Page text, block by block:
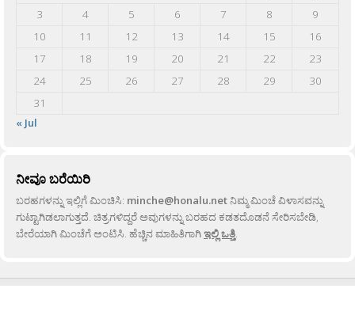
3
4 5 6 7 8
9
10
11 12 13 14 15
16
17
18 19 20 21 22
23
24
25 26 27 28 29
30
31
« Jul
ನೀವೂ ಬರೆಯಿರಿ
ಬರಹಗಳನ್ನು ಇಲ್ಲಿಗೆ ಮಿಂಚಿಸಿ: minche@honalu.netನಿಮ್ಮ ಮಿಂಚೆ ವಿಳಾಸವನ್ನು
ಗುಟ್ಟಾಗಿಡಲಾಗುತ್ತದೆ. ಚಿತ್ರಗಳಿದ್ದರೆ ಅವುಗಳನ್ನು ಬರಹದ ಕಡತದೊಡನೆ ಸೇರಿಸಬೇಡಿ,
ಬೇರೆಯಾಗಿ ಮಿಂಚೆಗೆ ಅಂಟಿಸಿ. ಹೆಚ್ಚಿನ ಮಾಹಿತಿಗಾಗಿಇಲ್ಲಿ ಒತ್ತಿ.